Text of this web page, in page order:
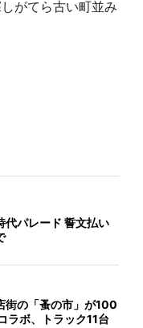
がてら古い町並み
代パレード 誓文払い
街の「蚤の市」が100
ラボ、トラック11台